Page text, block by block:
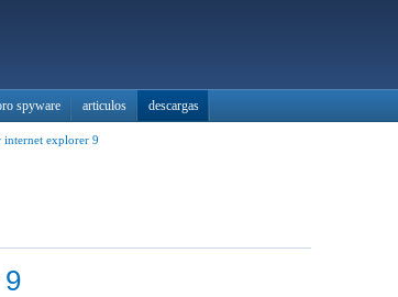
spyware articulos descargas
internet explorer 9